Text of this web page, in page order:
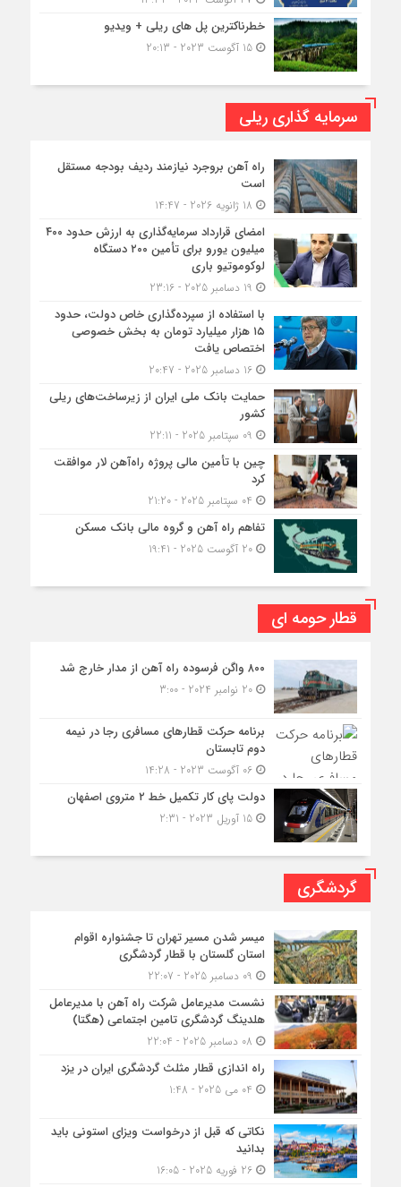
خطرناکترین پل های ریلی + ویدیو
15 آگوست 2023 - 20:13
سرمایه گذاری ریلی
راه آهن بروجرد نیازمند ردیف بودجه مستقل
است
امضای قرارداد سرمایه‌گذاری به ارزش حدود ۴۰۰
میلیون یورو برای تأمین ۲۰۰ دستگاه
لوکوموتیو باری
با استفاده از سپرده‌گذاری خاص دولت، حدود
۱۵ هزار میلیارد تومان به بخش خصوصی
اختصاص یافت
16 دسامبر 2025 - 20:47
حمایت بانک ملی ایران از زیرساخت‌های ریلی
کشور
چین با تأمین مالی پروژه راه‌آهن لار موافقت
کرد
تفاهم راه آهن و گروه مالی بانک مسکن
20 آگوست 2025 - 19:41
قطار حومه ای
۸۰۰ واگن فرسوده راه آهن از مدار خارج شد
20 نوامبر 2024 - 3:00
برنامه حرکت قطارهای مسافری رجا در نیمه
دوم تابستان
06 آگوست 2023 - 14:28
دولت پای کار تکمیل خط ۲ متروی اصفهان
15 آوریل 2023 - 2:31
گردشگری
میسر شدن مسیر تهران تا جشنواره اقوام
استان گلستان با قطار گردشگری
نشست مدیرعامل شرکت راه آهن با مدیرعامل
هلدینگ گردشگری تامین اجتماعی (هگتا)
راه اندازی قطار مثلث گردشگری ایران در یزد
نکاتی که قبل از درخواست ویزای استونی باید
بدانید
26 فوریه 2025 - 16:05